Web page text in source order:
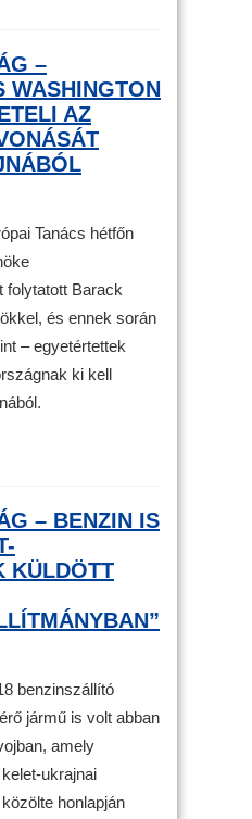
–
WASHINGTON
AZ
Tanács hétfőn
folytatott Barack
és ennek során
– egyetértettek
ki kell
– BENZIN IS
KÜLDÖTT
benzinszállító
jármű is volt abban
amely
ukrajnai
honlapján